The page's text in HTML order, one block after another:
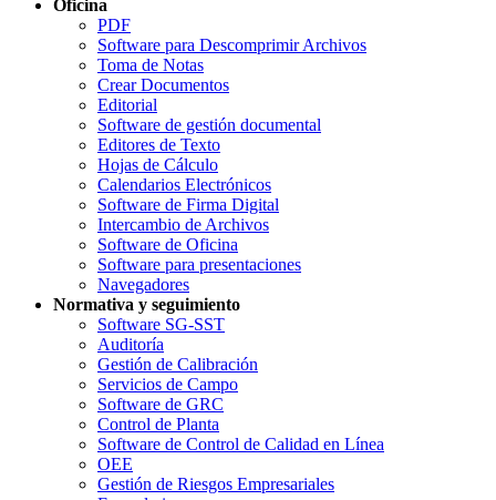
Oficina
PDF
Software para Descomprimir Archivos
Toma de Notas
Crear Documentos
Editorial
Software de gestión documental
Editores de Texto
Hojas de Cálculo
Calendarios Electrónicos
Software de Firma Digital
Intercambio de Archivos
Software de Oficina
Software para presentaciones
Navegadores
Normativa y seguimiento
Software SG-SST
Auditoría
Gestión de Calibración
Servicios de Campo
Software de GRC
Control de Planta
Software de Control de Calidad en Línea
OEE
Gestión de Riesgos Empresariales